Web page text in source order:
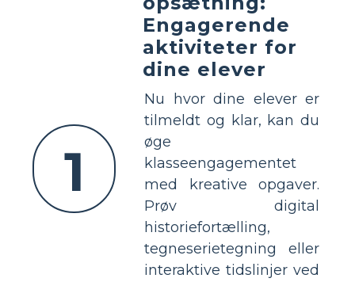
1
Engagerende
aktiviteter for
dine elever
Nu hvor dine elever er
tilmeldt og klar, kan du
øge
klasseengagementet
med kreative opgaver.
Prøv digital
historiefortælling,
tegneserietegning eller
interaktive tidslinjer ved